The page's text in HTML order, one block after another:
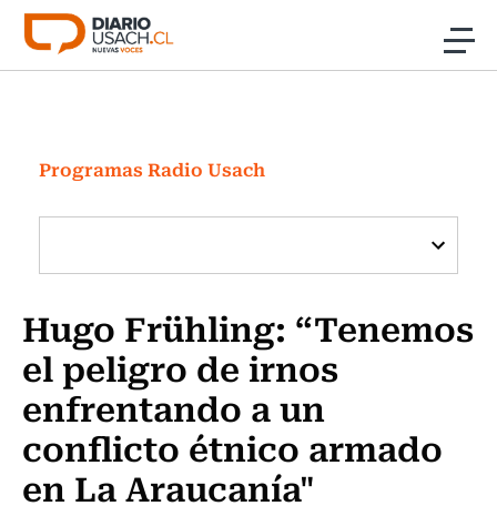
Click acá para ir directamente al contenido
Investigación
Cultura
Programas Radio y TV Usach
Programas Radio Usach
Hugo Frühling: “Tenemos
el peligro de irnos
enfrentando a un
conflicto étnico armado
en La Araucanía"